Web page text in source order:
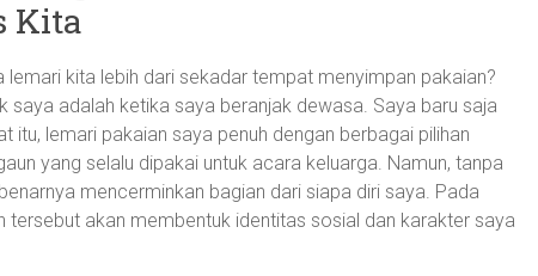
Kita
kita lebih dari sekadar tempat menyimpan pakaian?
saya adalah ketika saya beranjak dewasa. Saya baru saja
itu, lemari pakaian saya penuh dengan berbagai pilihan
yang selalu dipakai untuk acara keluarga. Namun, tanpa
mencerminkan bagian dari siapa diri saya. Pada
tersebut akan membentuk identitas sosial dan karakter saya